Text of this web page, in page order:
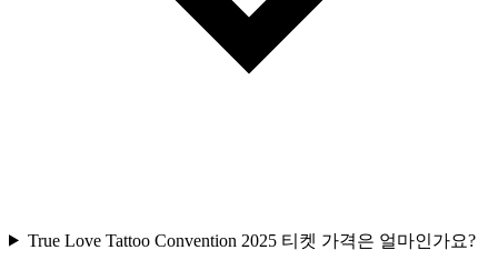
True Love Tattoo Convention 2025 티켓 가격은 얼마인가요?